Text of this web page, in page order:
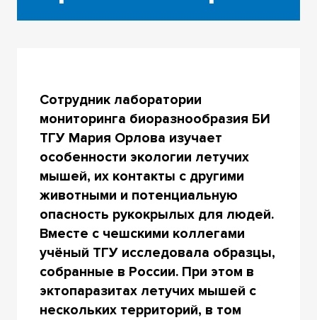
Сотрудник лаборатории
мониторинга биоразнообразия БИ
ТГУ Мария Орлова изучает
особенности экологии летучих
мышей, их контакты с другими
животными и потенциальную
опасность рукокрылых для людей.
Вместе с чешскими коллегами
учёный ТГУ исследовала образцы,
собранные в России. При этом в
эктопаразитах летучих мышей с
нескольких территорий, в том